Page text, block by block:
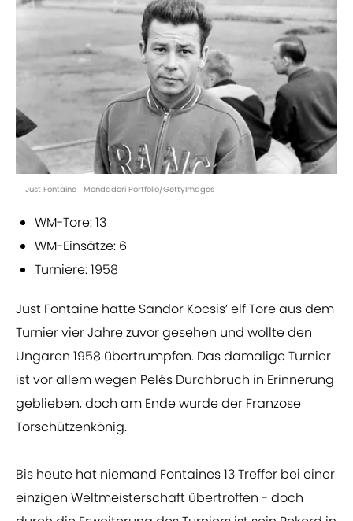
Just Fontaine | Mondadori Portfolio/GettyImages
WM-Tore: 13
WM-Einsätze: 6
Turniere: 1958
Just Fontaine hatte Sandor Kocsis’ elf Tore aus dem
Turnier vier Jahre zuvor gesehen und wollte den
Ungaren 1958 übertrumpfen. Das damalige Turnier
ist vor allem wegen Pelés Durchbruch in Erinnerung
geblieben, doch am Ende wurde der Franzose
Torschützenkönig.
Bis heute hat niemand Fontaines 13 Treffer bei einer
einzigen Weltmeisterschaft übertroffen - doch